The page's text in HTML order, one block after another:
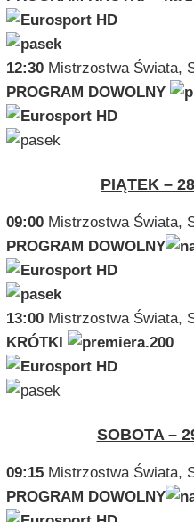
12:30Mistrzostwa Świata,
PROGRAM DOWOLNY
PIĄTEK –
09:00Mistrzostwa Świata,
PROGRAM DOWOLNY
13:00Mistrzostwa Świata,
KRÓTKI
SOBOTA –
09:15Mistrzostwa Świata,
PROGRAM DOWOLNY